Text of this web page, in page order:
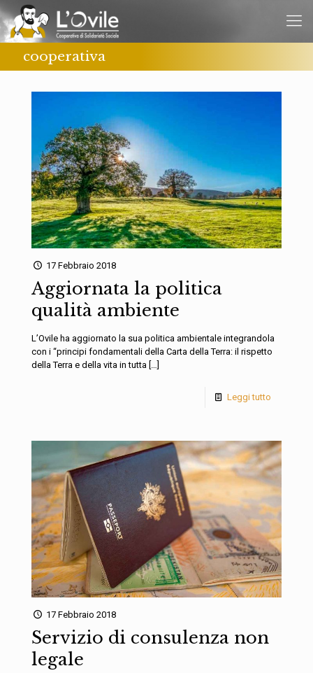
cooperativa
17 Febbraio 2018
Aggiornata la politica
qualità ambiente
L’Ovile ha aggiornato la sua politica ambientale integrandola
con i “principi fondamentali della Carta della Terra: il rispetto
della Terra e della vita in tutta
Leggi tutto
17 Febbraio 2018
Servizio di consulenza non
legale